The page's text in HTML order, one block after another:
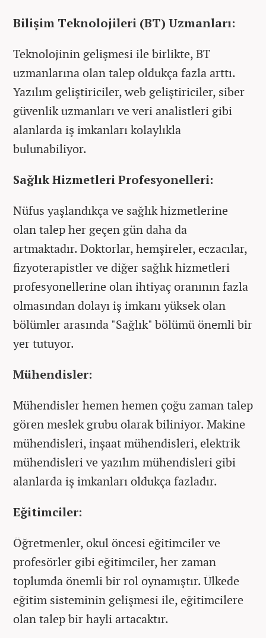
Bilişim Teknolojileri (BT) Uzmanları:
Teknolojinin gelişmesi ile birlikte, BT
uzmanlarına olan talep oldukça fazla arttı.
Yazılım geliştiriciler, web geliştiriciler, siber
güvenlik uzmanları ve veri analistleri gibi
alanlarda iş imkanları kolaylıkla
bulunabiliyor.
Sağlık Hizmetleri Profesyonelleri:
Nüfus yaşlandıkça ve sağlık hizmetlerine
olan talep her geçen gün daha da
artmaktadır. Doktorlar, hemşireler, eczacılar,
fizyoterapistler ve diğer sağlık hizmetleri
profesyonellerine olan ihtiyaç oranının fazla
olmasından dolayı iş imkanı yüksek olan
bölümler arasında "Sağlık" bölümü önemli bir
yer tutuyor.
Mühendisler:
Mühendisler hemen hemen çoğu zaman talep
gören meslek grubu olarak biliniyor. Makine
mühendisleri, inşaat mühendisleri, elektrik
mühendisleri ve yazılım mühendisleri gibi
alanlarda iş imkanları oldukça fazladır.
Eğitimciler:
Öğretmenler, okul öncesi eğitimciler ve
profesörler gibi eğitimciler, her zaman
toplumda önemli bir rol oynamıştır. Ülkede
eğitim sisteminin gelişmesi ile, eğitimcilere
olan talep bir hayli artacaktır.